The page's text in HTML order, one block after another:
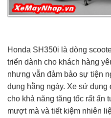
Honda SH350i là dòng
triển dành cho khách hàng
nhưng vẫn đảm bảo sự tiện
dụng hằng ngày. Xe sử
cho khả năng tăng tốc rất ấn
mượt mà và tiết kiệm nhiên